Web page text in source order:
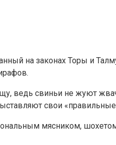
на законах Торы и
ведь свиньи не жуют
свои
мясником,